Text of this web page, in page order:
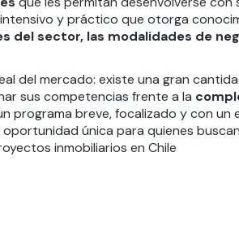
y práctico que otorga
del sector, las modalidades de
del mercado: existe una gran
sus competencias frente a la
programa breve, focalizado y con
única para quienes
inmobiliarios en Chile